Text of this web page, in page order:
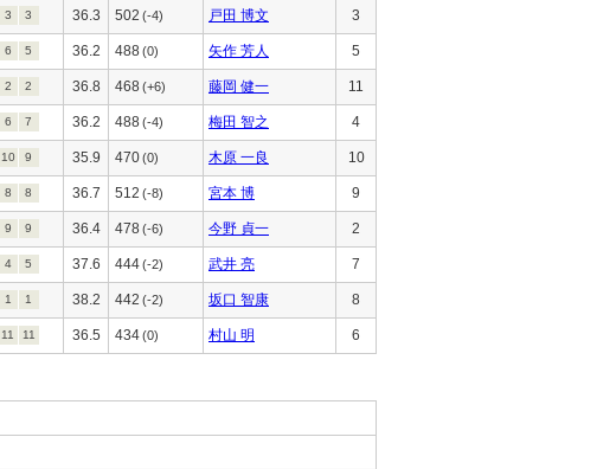
3 3 36.3 502 (-4) 戸田 博文 3
6 5 36.2 488(0) 矢作 芳人 5
2 2 36.8 468 (+6) 藤岡 健一 11
6 7 36.2 488(-4) 梅田 智之 4
10 9 35.9 470(0) 木原 一良 10
8 8 36.7 512 (-8) 宮本 博 9
9 9 36.4 478 (-6) 今野 貞一 2
4 5 37.6 444(-2) 武井 亮 7
1 1 38.2 442 (-2) 坂口 智康 8
11 11 36.5 434(0) 村山 明 6